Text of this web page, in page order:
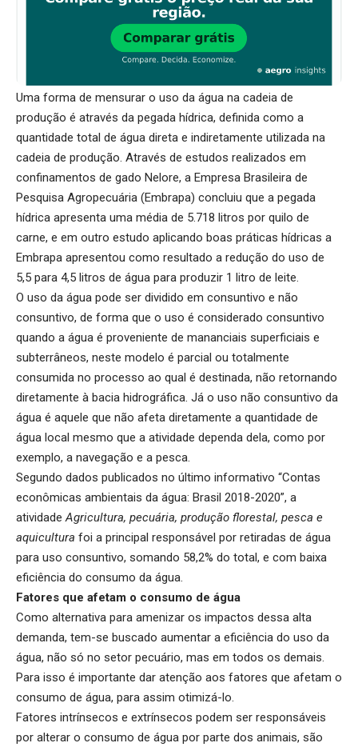
Uma forma de mensurar o uso da água na cadeia de
produção é através da pegada hídrica, definida como a
quantidade total de água direta e indiretamente utilizada na
cadeia de produção. Através de estudos realizados em
confinamentos de gado Nelore, a Empresa Brasileira de
Pesquisa Agropecuária (Embrapa) concluiu que a pegada
hídrica apresenta uma média de 5.718 litros por quilo de
carne, e em outro estudo aplicando boas práticas hídricas a
Embrapa apresentou como resultado a redução do uso de
5,5 para 4,5 litros de água para produzir 1 litro de leite.
O uso da água pode ser dividido em consuntivo e não
consuntivo, de forma que o uso é considerado consuntivo
quando a água é proveniente de mananciais superficiais e
subterrâneos, neste modelo é parcial ou totalmente
consumida no processo ao qual é destinada, não retornando
diretamente à bacia hidrográfica. Já o uso não consuntivo da
água é aquele que não afeta diretamente a quantidade de
água local mesmo que a atividade dependa dela, como por
exemplo, a navegação e a pesca.
Segundo dados publicados no último informativo “Contas
econômicas ambientais da água: Brasil 2018-2020”, a
atividadeAgricultura, pecuária, produção florestal, pesca e
aquicultura foi a principal responsável por retiradas de água
para uso consuntivo, somando 58,2% do total, e com baixa
eficiência do consumo da água.
Fatores que afetam o consumo de água
Como alternativa para amenizar os impactos dessa alta
demanda, tem-se buscado aumentar a eficiência do uso da
água, não só no setor pecuário, mas em todos os demais.
Para isso é importante dar atenção aos fatores que afetam o
consumo de água, para assim otimizá-lo.
Fatores intrínsecos e extrínsecos podem ser responsáveis
por alterar o consumo de água por parte dos animais, são